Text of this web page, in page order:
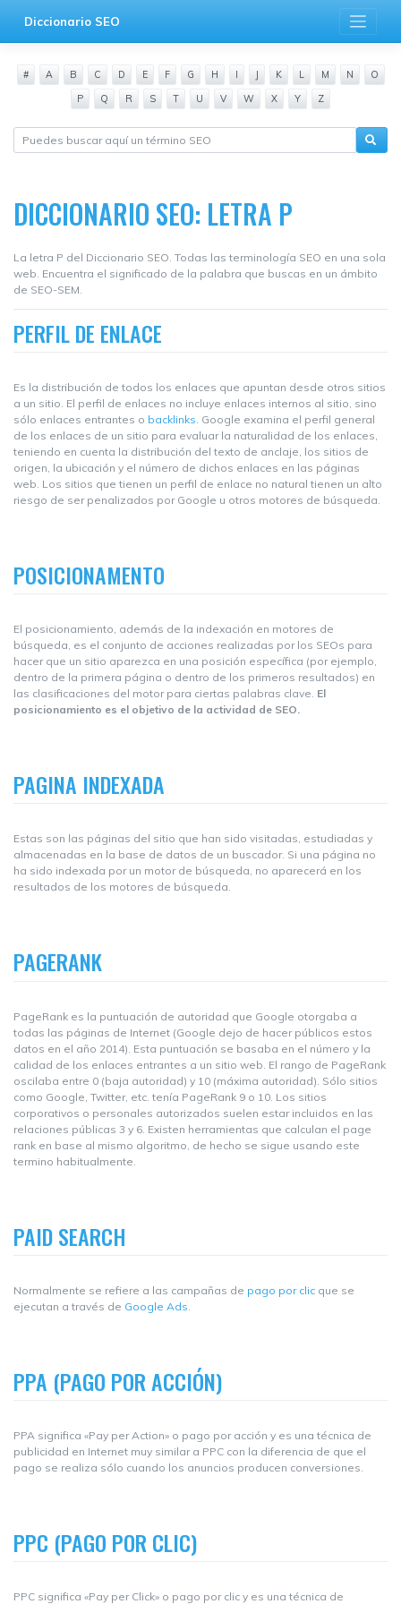
Diccionario SEO
# A B C D E F G H I J K L M N
O
P
Q R S T U V W X Y Z
DICCIONARIO SEO: LETRA P
La letra P del Diccionario SEO. Todas las terminología SEO en una sola
web. Encuentra el significado de la palabra que buscas en un ámbito
de SEO-SEM.
PERFIL DE ENLACE
Es la distribución de todos los enlaces que apuntan desde otros sitios
a un sitio. El perfil de enlaces no incluye enlaces internos al sitio, sino
sólo enlaces entrantes o backlinks . Google examina el perfil general
de los enlaces de un sitio para evaluar la naturalidad de los enlaces,
teniendo en cuenta la distribución del texto de anclaje, los sitios de
origen, la ubicación y el número de dichos enlaces en las páginas
web. Los sitios que tienen un perfil de enlace no natural tienen un alto
riesgo de ser penalizados por Google u otros motores de búsqueda.
POSICIONAMENTO
El posicionamiento, además de la indexación en motores de
búsqueda, es el conjunto de acciones realizadas por los SEOs para
hacer que un sitio aparezca en una posición específica (por ejemplo,
dentro de la primera página o dentro de los primeros resultados) en
las clasificaciones del motor para ciertas palabras clave. El
posicionamiento es el objetivo de la actividad de SEO.
PAGINA INDEXADA
Estas son las páginas del sitio que han sido visitadas, estudiadas y
almacenadas en la base de datos de un buscador. Si una página no
ha sido indexada por un motor de búsqueda, no aparecerá en los
resultados de los motores de búsqueda.
PAGERANK
PageRank es la puntuación de autoridad que Google otorgaba a
todas las páginas de Internet (Google dejo de hacer públicos estos
datos en el año 2014). Esta puntuación se basaba en el número y la
calidad de los enlaces entrantes a un sitio web. El rango de PageRank
oscilaba entre 0 (baja autoridad) y 10 (máxima autoridad). Sólo sitios
como Google, Twitter, etc. tenía PageRank 9 o 10. Los sitios
corporativos o personales autorizados suelen estar incluidos en las
relaciones públicas 3 y 6. Existen herramientas que calculan el page
rank en base al mismo algoritmo, de hecho se sigue usando este
termino habitualmente.
PAID SEARCH
Normalmente se refiere a las campañas de pago por clic que se
ejecutan a través de Google Ads
PPA (PAGO POR ACCIÓN)
PPA significa «Pay per Action» o pago por acción y es una técnica de
publicidad en Internet muy similar a PPC con la diferencia de que el
pago se realiza sólo cuando los anuncios producen conversiones.
PPC (PAGO POR CLIC)
PPC significa «Pay per Click» o pago por clic y es una técnica de